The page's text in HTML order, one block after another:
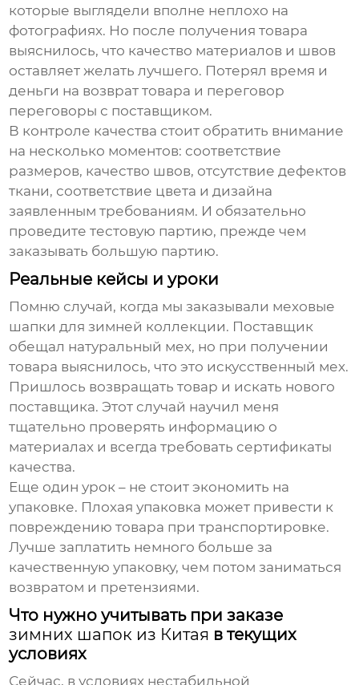
которые выглядели вполне неплохо на
фотографиях. Но после получения товара
выяснилось, что качество материалов и швов
оставляет желать лучшего. Потерял время и
деньги на возврат товара и переговор
переговоры с поставщиком.
В контроле качества стоит обратить внимание
на несколько моментов: соответствие
размеров, качество швов, отсутствие дефектов
ткани, соответствие цвета и дизайна
заявленным требованиям. И обязательно
проведите тестовую партию, прежде чем
заказывать большую партию.
Реальные кейсы и уроки
Помню случай, когда мы заказывали меховые
шапки для зимней коллекции. Поставщик
обещал натуральный мех, но при получении
товара выяснилось, что это искусственный мех.
Пришлось возвращать товар и искать нового
поставщика. Этот случай научил меня
тщательно проверять информацию о
материалах и всегда требовать сертификаты
качества.
Еще один урок – не стоит экономить на
упаковке. Плохая упаковка может привести к
повреждению товара при транспортировке.
Лучше заплатить немного больше за
качественную упаковку, чем потом заниматься
возвратом и претензиями.
Что нужно учитывать при заказе
зимних шапок из Китая в текущих
условиях
Сейчас, в условиях нестабильной